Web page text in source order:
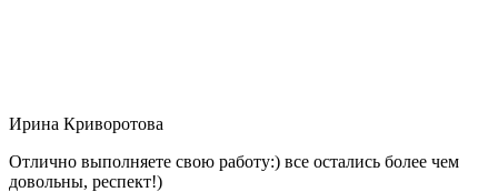
Ирина Криворотова
Отлично выполняете свою работу:) все остались более чем
довольны, респект!)